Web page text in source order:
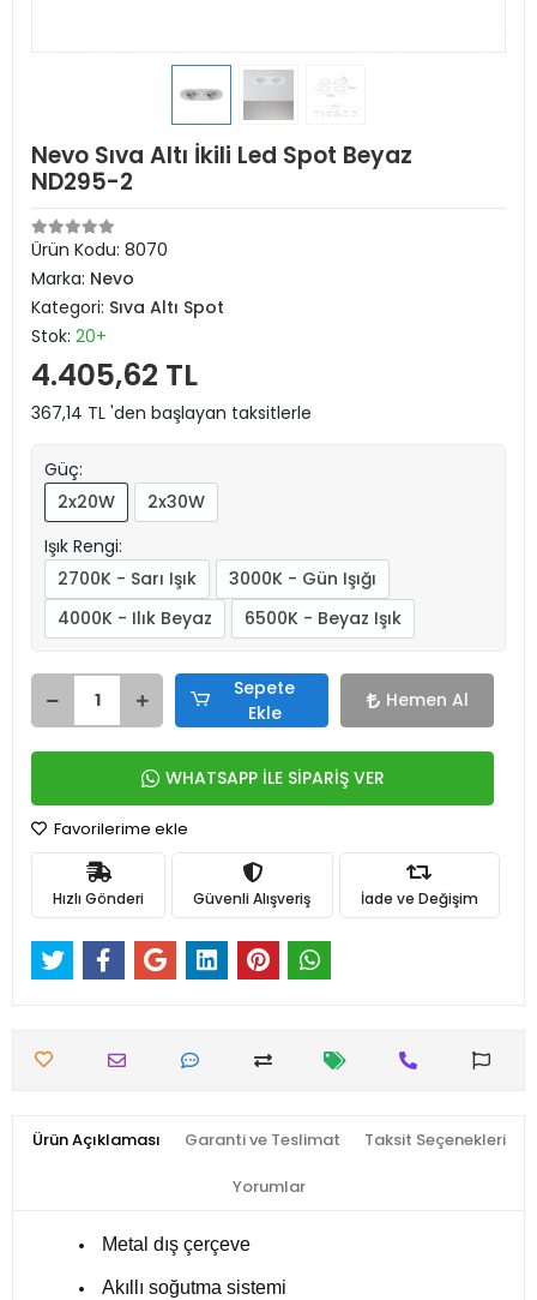
Nevo Sıva Altı İkili Led Spot Beyaz
ND295-2
Ürün Kodu: 8070
Marka: Nevo
Kategori: Sıva Altı Spot
Stok: 20+
4.405,62 TL
367,14 TL 'den başlayan taksitlerle
Güç:
2x20W
2x30W
Işık Rengi:
2700K - Sarı Işık
3000K - Gün Işığı
4000K - Ilık Beyaz
6500K - Beyaz Işık
Sepete
Ekle
Hemen Al
WHATSAPP İLE SİPARİŞ VER
Favorilerime ekle
Hızlı Gönderi Güvenli Alışveriş İade ve Değişim
Ürün Açıklaması Garanti ve Teslimat Taksit Seçenekleri
Yorumlar
Metal dış çerçeve
Akıllı soğutma sistemi